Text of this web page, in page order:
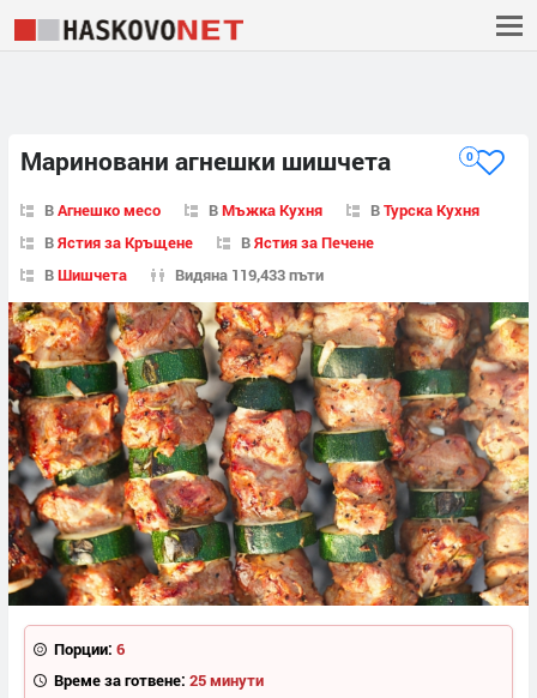
Мариновани агнешки шишчета 0
ВАгнешко месо ВМъжка Кухня ВТурска Кухня
ВЯстия за Кръщене ВЯстия за Печене
ВШишчета Видяна 119,433 пъти
Порции: 6
Време за готвене: 25 минути